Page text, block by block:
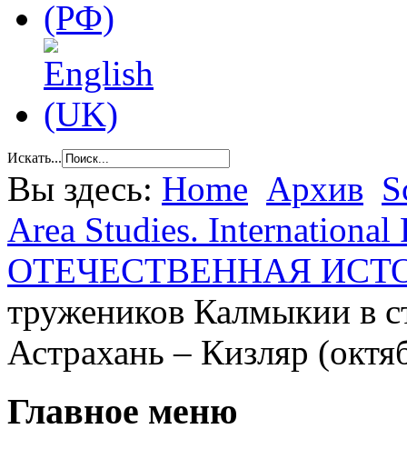
Искать...
Вы здесь: Home Архив
Area Studies.
ОТЕЧЕСТВЕННАЯ
тружеников Калмыкии в
Астрахань – Кизляр
Главное меню